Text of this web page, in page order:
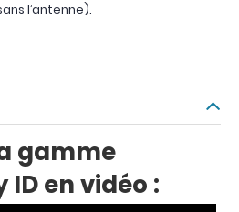
l’antenne).
gamme
en vidéo :